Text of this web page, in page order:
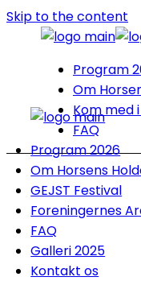
Skip to the content
Program
Om
Kom med
FAQ
Program 2026
Om Horsens
GEJST Festival
Foreningernes
FAQ
Galleri 2025
Kontakt os